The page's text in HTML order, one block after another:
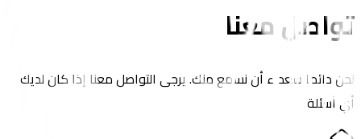
تواصل معنا
نحن دائما سعداء أن نسمع منك. يرجى التواصل معنا إذا كان لديك
أي أسئلة.